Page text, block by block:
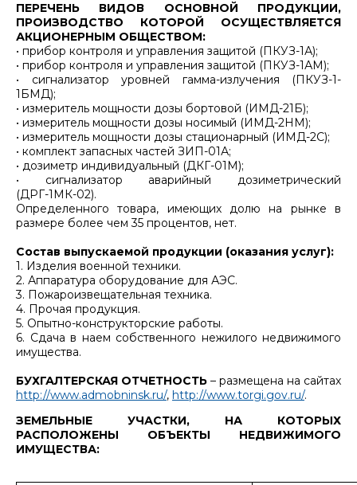
ПЕРЕЧЕНЬ ВИДОВ ОСНОВНОЙ ПРОДУКЦИИ,
ПРОИЗВОДСТВО КОТОРОЙ ОСУЩЕСТВЛЯЕТСЯ
АКЦИОНЕРНЫМ ОБЩЕСТВОМ:
• прибор контроля и управления защитой (ПКУЗ-1А);
• прибор контроля и управления защитой (ПКУЗ-1АМ);
• сигнализатор уровней гамма-излучения (ПКУЗ-1-
1БМД);
• измеритель мощности дозы бортовой (ИМД-21Б);
• измеритель мощности дозы носимый (ИМД-2НМ);
• измеритель мощности дозы стационарный (ИМД-2С);
• комплект запасных частей ЗИП-01А;
• дозиметр индивидуальный (ДКГ-01М);
• сигнализатор аварийный дозиметрический
(ДРГ-1МК-02).
Определенного товара, имеющих долю на рынке в
размере более чем 35 процентов, нет.
Состав выпускаемой продукции (оказания услуг):
1. Изделия военной техники.
2. Аппаратура оборудование для АЭС.
3. Пожароизвещательная техника.
4. Прочая продукция.
5. Опытно-конструкторские работы.
6. Сдача в наем собственного нежилого недвижимого
имущества.
БУХГАЛТЕРСКАЯ ОТЧЕТНОСТЬ – размещена на сайтах
http://www.admobninsk.ru/, http://www.torgi.gov.ru/.
ЗЕМЕЛЬНЫЕ УЧАСТКИ, НА КОТОРЫХ
РАСПОЛОЖЕНЫ ОБЪЕКТЫ НЕДВИЖИМОГО
ИМУЩЕСТВА: